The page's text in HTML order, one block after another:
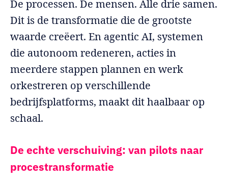
De processen. De mensen. Alle drie samen.
Dit is de transformatie die de grootste
waarde creëert. En agentic AI, systemen
die autonoom redeneren, acties in
meerdere stappen plannen en werk
orkestreren op verschillende
bedrijfsplatforms, maakt dit haalbaar op
schaal.
De echte verschuiving: van pilots naar
procestransformatie